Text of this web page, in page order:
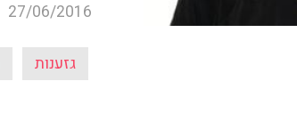
27/06/2016
גזענות